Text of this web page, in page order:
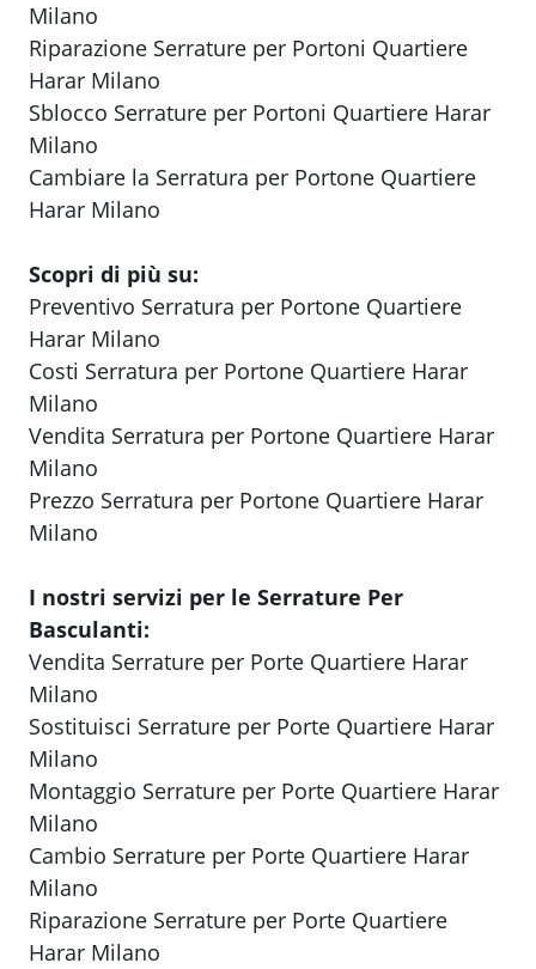
Milano
Riparazione Serrature per Portoni Quartiere
Harar Milano
Sblocco Serrature per Portoni Quartiere Harar
Milano
Cambiare la Serratura per Portone Quartiere
Harar Milano
Scopri di più su:
Preventivo Serratura per Portone Quartiere
Harar Milano
Costi Serratura per Portone Quartiere Harar
Milano
Vendita Serratura per Portone Quartiere Harar
Milano
Prezzo Serratura per Portone Quartiere Harar
Milano
I nostri servizi per le Serrature Per
Basculanti:
Vendita Serrature per Porte Quartiere Harar
Milano
Sostituisci Serrature per Porte Quartiere Harar
Milano
Montaggio Serrature per Porte Quartiere Harar
Milano
Cambio Serrature per Porte Quartiere Harar
Milano
Riparazione Serrature per Porte Quartiere
Harar Milano